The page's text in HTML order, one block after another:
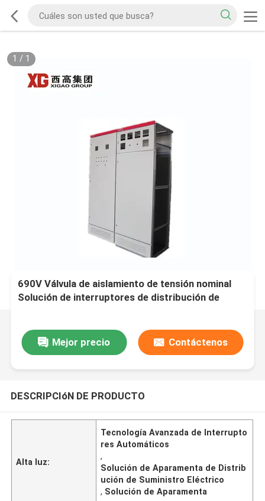
1 / 1
690V Válvula de aislamiento de tensión nominal
Solución de interruptores de distribución de
Mejor precio
Contáctenos
DESCRIPCIóN DE PRODUCTO
Alta luz:
Tecnología Avanzada de Interrupto
res Automáticos
,
Solución de Aparamenta de Distrib
ución de Suministro Eléctrico
, Solución de Aparamenta